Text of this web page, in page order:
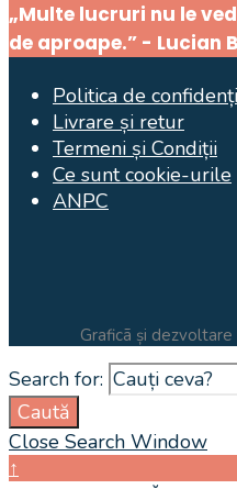
„Multe lucruri nu le
de aproape.” - Lucian
Politica de
Livrare și retur
Termeni și Condiții
Ce sunt cookie-urile
ANPC
Graficã și
Search for:
Caută
Close Search Window
↑